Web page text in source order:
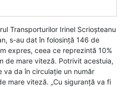
Transporturilor Irinel Scrioşteanu
s-au dat în folosinţă 146 de
expres, ceea ce reprezintă 10%
de mare viteză. Potrivit acestuia,
va da în circulaţie un număr
mare viteză. „Cu siguranţă va fi